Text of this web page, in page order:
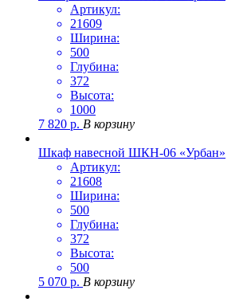
Артикул:
21609
Ширина:
500
Глубина:
372
Высота:
1000
7 820 р. В корзину
Шкаф навесной ШКН-06 «Урбан»
Артикул:
21608
Ширина:
500
Глубина:
372
Высота:
500
5 070 р. В корзину